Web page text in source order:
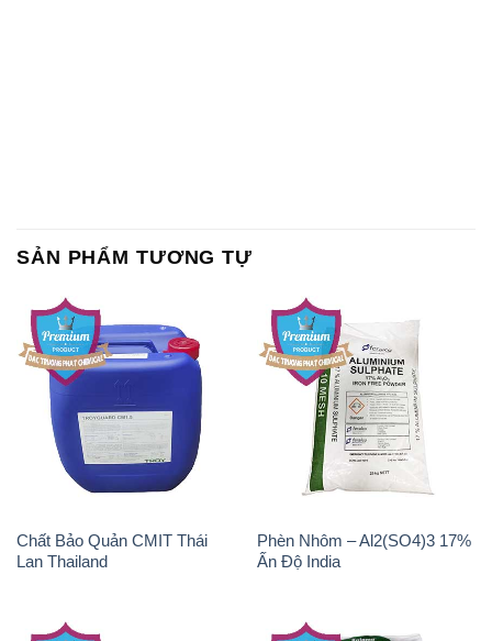
SẢN PHẨM TƯƠNG TỰ
Chất Bảo Quản CMIT Thái
Lan Thailand
Phèn Nhôm – Al2(SO4)3 17%
Ấn Độ India